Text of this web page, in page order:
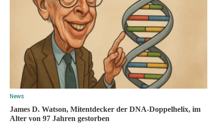
News
James D. Watson, Mitentdecker der DNA-Doppelhelix, im
Alter von 97 Jahren gestorben